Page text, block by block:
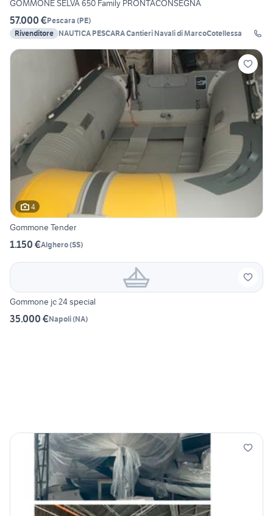
GOMMONE SELVA 650 Family PRONTACONSEGNA
57.000 €Pescara (PE)
Rivenditore NAUTICA PESCARA Cantieri Navali di MarcoCotellessa
4
Gommone Tender
1.150 €Alghero(SS)
Gommone jc 24 special
35.000 €Napoli(NA)